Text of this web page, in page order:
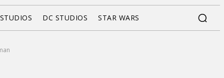
DC STUDIOS STAR WARS